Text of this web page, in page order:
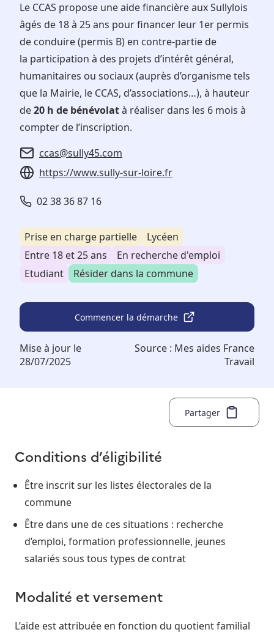
Le CCAS propose une aide financière aux Sullylois
âgés de 18 à 25 ans pour financer leur 1er permis
de conduire (permis B) en contre-partie de
la participation à des projets d’intérêt général,
humanitaires ou sociaux (auprès d’organisme tels
que la Mairie, le CCAS, d’associations…), à hauteur
de20 h de bénévolatà réaliser dans les 6 mois à
compter de l’inscription.
ccas@sully45.com
https://www.sully-sur-loire.fr
02 38 36 87 16
Prise en charge partielle
Lycéen
Entre 18 et 25 ans
En recherche d'emploi
Etudiant
Résider dans la commune
Commencer la démarche
Mise à jour le
28/07/2025
Source : Mes aides France
Travail
Partager
Conditions d’éligibilité
Être inscrit sur les listes électorales de la
commune
Être dans une de ces situations : recherche
d’emploi, formation professionnelle, jeunes
salariés sous tous types de contrat
Modalité et versement
L’aide est attribuée en fonction du quotient familial